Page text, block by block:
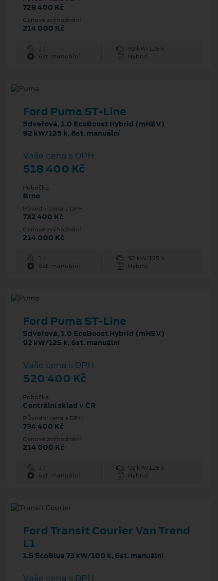
728 400 Kč
Cenové zvýhodnění
214 000 Kč
1 l
92 kW/125 k
6st. manuální
Hybrid
Ford Puma ST-Line
5dveřová, 1.0 EcoBoost Hybrid (mHEV)
92 kW/125 k, 6st. manuální
Vaše cena s DPH
518 400 Kč
Pobočka
Brno
Původní cena s DPH
732 400 Kč
Cenové zvýhodnění
214 000 Kč
1 l
92 kW/125 k
6st. manuální
Hybrid
Ford Puma ST-Line
5dveřová, 1.0 EcoBoost Hybrid (mHEV)
92 kW/125 k, 6st. manuální
Vaše cena s DPH
520 400 Kč
Pobočka
Centrální sklad v ČR
Původní cena s DPH
734 400 Kč
Cenové zvýhodnění
214 000 Kč
1 l
92 kW/125 k
6st. manuální
Hybrid
Ford Transit Courier Van Trend
L1
1.5 EcoBlue 73 kW/100 k, 6st. manuální
Vaše cena s DPH